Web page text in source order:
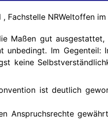
, Fachstelle NRWeltoffen
Maßen gut
unbedingt. Im Gegenteil:
keine
ist deutlich
Anspruchsrechte